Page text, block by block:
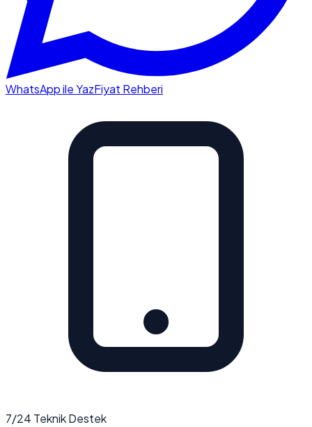
WhatsApp ile YazFiyat Rehberi
7/24 Teknik Destek